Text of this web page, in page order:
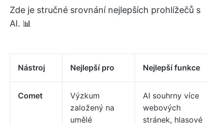
Zde je stručné srovnání nejlepších prohlížečů s
AI. 📊
Nástroj Nejlepší pro Nejlepší funkce
Comet
Výzkum
založený na
umělé
AI souhrny více
webových
stránek, hlasové